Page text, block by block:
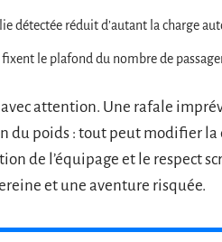
détectée réduit d’autant la charge
fixent le plafond du nombre de
attention. Une rafale
du poids : tout peut modifier
de l’équipage et le respect
et une aventure risquée.